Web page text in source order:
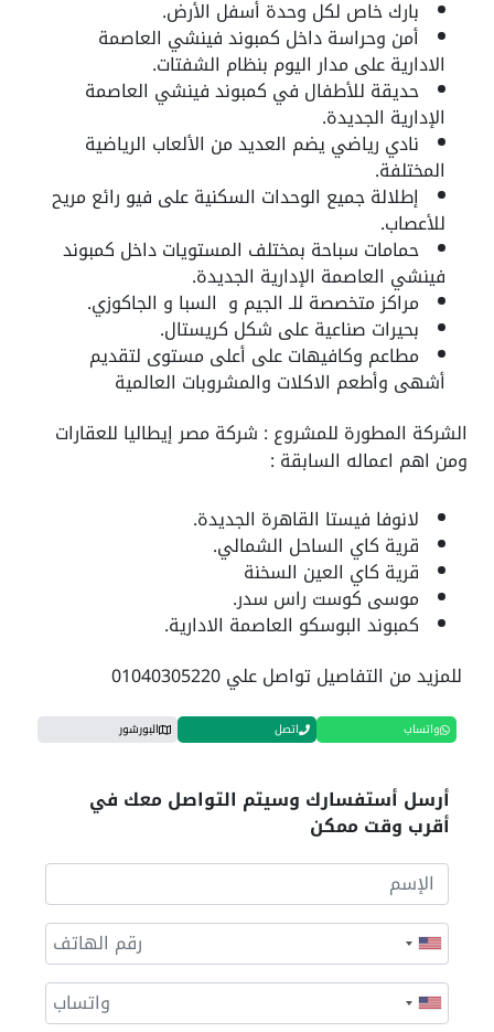
بارك خاص لكل وحدة أسفل الأرض.
أمن وحراسة داخل كمبوند فينشي العاصمة
الادارية على مدار اليوم بنظام الشفتات.
حديقة للأطفال في كمبوند فينشي العاصمة
الإدارية الجديدة.
نادي رياضي يضم العديد من الألعاب الرياضية
المختلفة.
إطلالة جميع الوحدات السكنية على فيو رائع مريح
للأعصاب.
حمامات سباحة بمختلف المستويات داخل كمبوند
فينشي العاصمة الإدارية الجديدة.
مراكز متخصصة للـ الجيم و السبا و الجاكوزي.
بحيرات صناعية على شكل كريستال.
مطاعم وكافيهات على أعلى مستوى لتقديم
أشهى وأطعم الاكلات والمشروبات العالمية
الشركة المطورة للمشروع : شركة مصر إيطاليا للعقارات
ومن اهم اعماله السابقة :
لانوفا فيستا القاهرة الجديدة.
قرية كاي الساحل الشمالي.
قرية كاي العين السخنة
موسى كوست راس سدر.
كمبوند البوسكو العاصمة الادارية.
للمزيد من التفاصيل تواصل علي 01040305220
واتساب اتصل البورشور
أرسل أستفسارك وسيتم التواصل معك في
أقرب وقت ممكن